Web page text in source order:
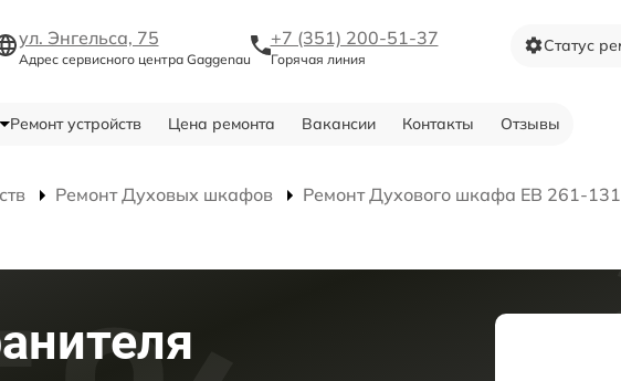
ул. Энгельса, 75
Адрес сервисного центра Gaggenau
+7 (351) 200-51-37
Горячая линия
Статус
Ремонт устройств Цена ремонта Вакансии Контакты Отзывы
Ремонт Духовых шкафов
Ремонт Духового шкафа EB 261-131